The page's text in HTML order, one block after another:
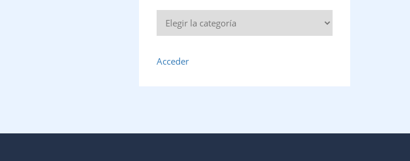
Acceder